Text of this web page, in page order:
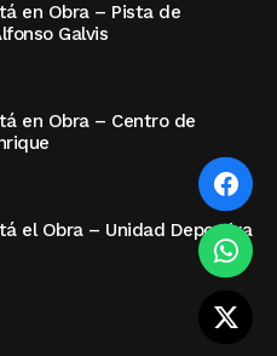
en Obra – Pista de
Galvis
en Obra – Centro de
el Obra – Unidad Deportiva